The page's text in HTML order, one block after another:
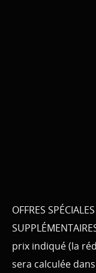
OFFRES
prix indiqué (la
sera calculée